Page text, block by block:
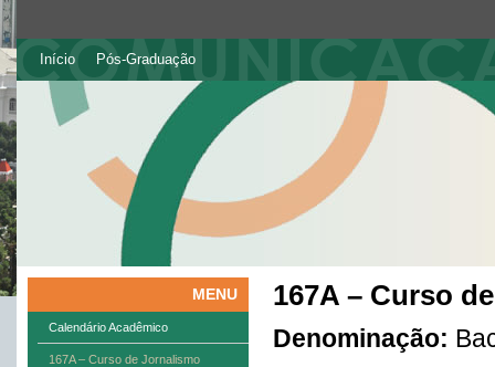
Início Pós-Graduação
MENU
Calendário Acadêmico
167A – Curso de Jornalismo
167A – Curso
Denominação: